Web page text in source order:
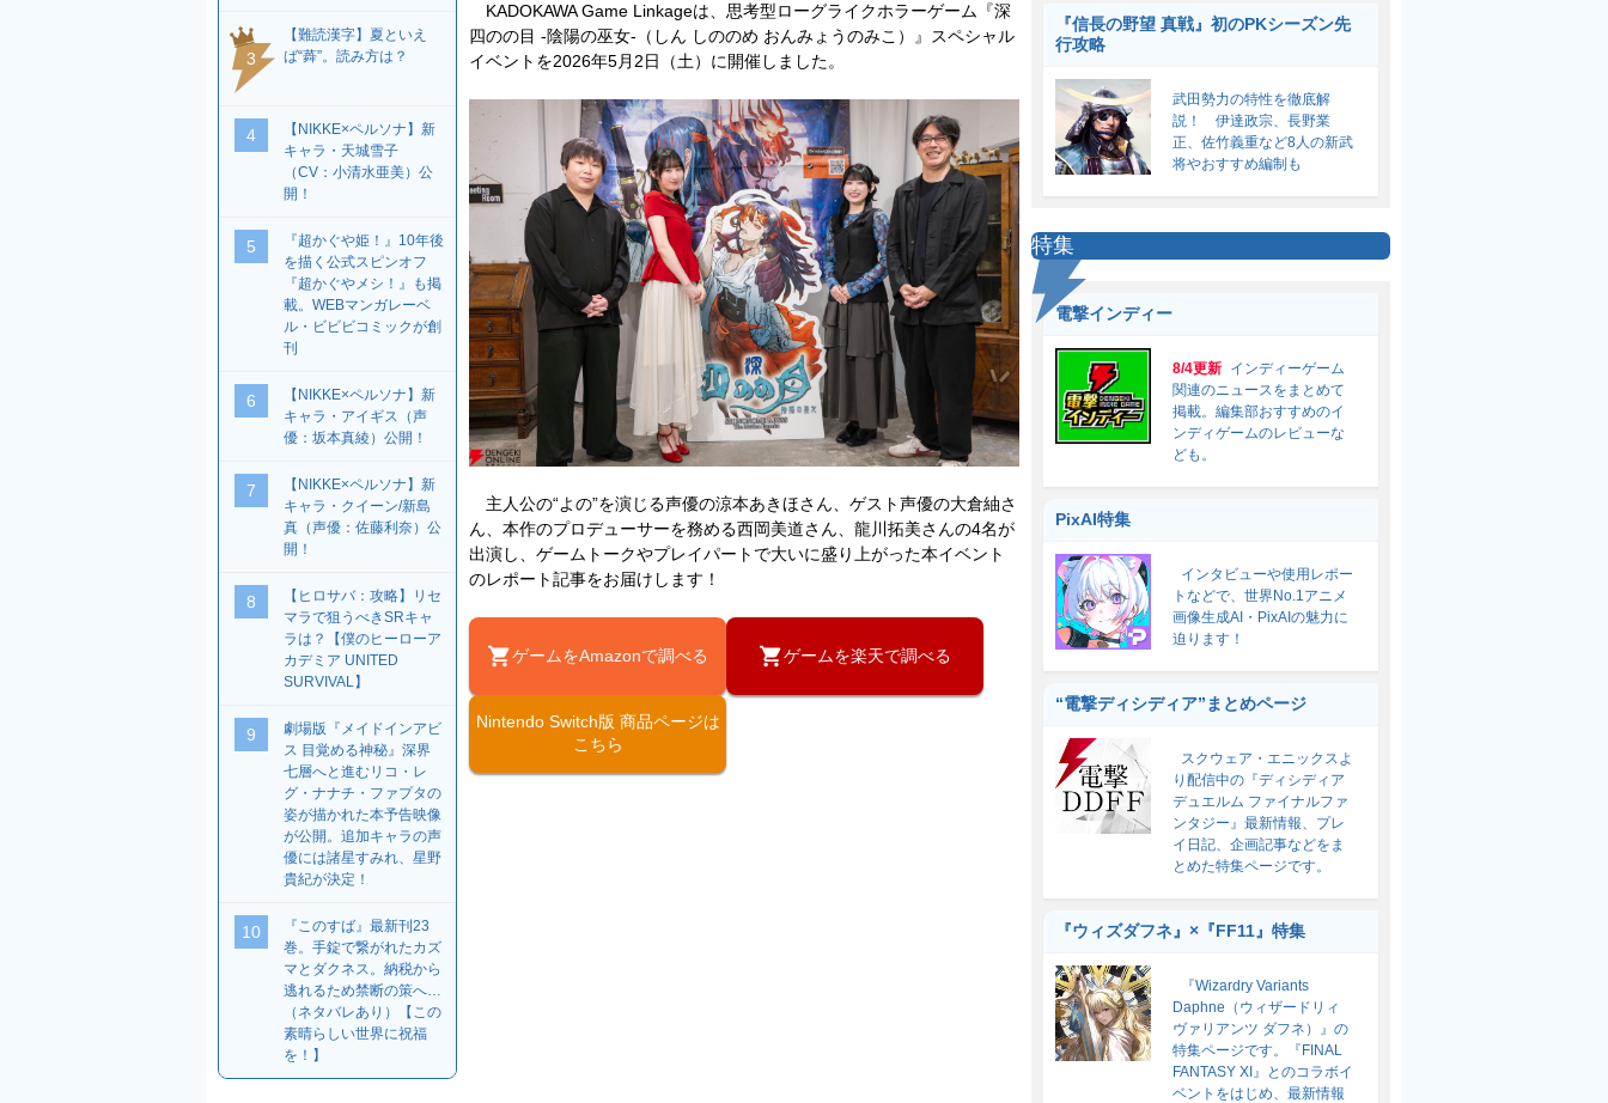
KADOKAWA Game Linkageは、思考型ローグライクホラーゲーム『深
四のの目 -陰陽の巫女-（しん しののめ おんみょうのみこ）』スペシャル
イベントを2026年5月2日（土）に開催しました。
主人公の“よの”を演じる声優の涼本あきほさん、ゲスト声優の大倉紬さ
ん、本作のプロデューサーを務める西岡美道さん、龍川拓美さんの4名が
出演し、ゲームトークやプレイパートで大いに盛り上がった本イベント
のレポート記事をお届けします！
ゲームをAmazonで調べる ゲームを楽天で調べる
Nintendo Switch版 商品ページは
こちら
3
【難読漢字】夏といえ
ば“蕣”。読み方は？
4
【NIKKE×ペルソナ】新
キャラ・天城雪子
（CV：小清水亜美）公
開！
5
『超かぐや姫！』10年後
を描く公式スピンオフ
『超かぐやメシ！』も掲
載。WEBマンガレーベ
ル・ビビビコミックが創
刊
6
【NIKKE×ペルソナ】新
キャラ・アイギス（声
優：坂本真綾）公開！
7
【NIKKE×ペルソナ】新
キャラ・クイーン/新島
真（声優：佐藤利奈）公
開！
8
【ヒロサバ：攻略】リセ
マラで狙うべきSRキャ
ラは？【僕のヒーローア
カデミア UNITED
SURVIVAL】
9
劇場版『メイドインアビ
ス 目覚める神秘』深界
七層へと進むリコ・レ
グ・ナナチ・ファプタの
姿が描かれた本予告映像
が公開。追加キャラの声
優には諸星すみれ、星野
貴紀が決定！
10
『このすば』最新刊23
巻。手錠で繋がれたカズ
マとダクネス。納税から
逃れるため禁断の策へ…
（ネタバレあり）【この
素晴らしい世界に祝福
を！】
『信長の野望 真戦』初のPKシーズン先
行攻略
武田勢力の特性を徹底解
説！ 伊達政宗、長野業
正、佐竹義重など8人の新武
将やおすすめ編制も
特集
電撃インディー
8/4更新 インディーゲーム
関連のニュースをまとめて
掲載。編集部おすすめのイ
ンディゲームのレビューな
ども。
PixAI特集
インタビューや使用レポー
トなどで、世界No.1アニメ
画像生成AI・PixAIの魅力に
迫ります！
“電撃ディシディア”まとめページ
スクウェア・エニックスよ
り配信中の『ディシディア
デュエルム ファイナルファ
ンタジー』最新情報、プレ
イ日記、企画記事などをま
とめた特集ページです。
『ウィズダフネ』×『FF11』特集
『Wizardry Variants
Daphne（ウィザードリィ
ヴァリアンツ ダフネ）』の
特集ページです。『FINAL
FANTASY XI』とのコラボイ
ベントをはじめ、最新情報